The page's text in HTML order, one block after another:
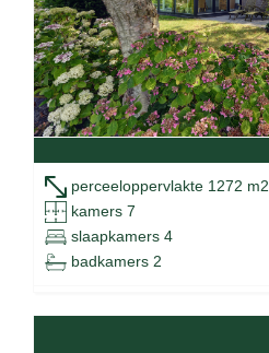
perceeloppervlakte 1272 m2
kamers 7
slaapkamers 4
badkamers 2